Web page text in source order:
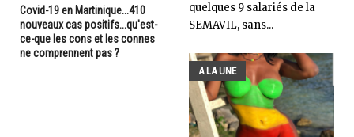
Covid-19 en Martinique...410
nouveaux cas positifs...qu'est-
ce-que les cons et les connes
ne comprennent pas ?
quelques 9 salariés de la
SEMAVIL, sans...
A LA UNE